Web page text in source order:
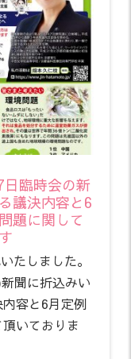
臨時会の新
議決内容と6
題に関して
たしました。
聞に折込みい
容と6月定例
いておりま